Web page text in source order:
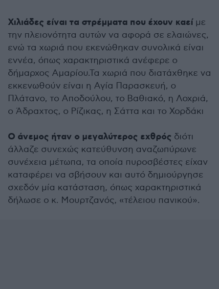
Χιλιάδες είναι τα στρέμματα που έχουν καείμε
την πλειονότητα αυτών να αφορά σε ελαιώνες,
ενώ τα χωριά που εκενώθηκαν συνολικά είναι
εννέα, όπως χαρακτηριστικά ανέφερε ο
δήμαρχος Αμαρίου.Τα χωριά που διατάχθηκε να
εκκενωθούν είναι η Αγία Παρασκευή, ο
Πλάτανο, το Αποδούλου, το Βαθιακό, η Λοχριά,
ο Άδραχτος, ο Ρίζικας, η Σάττα και το Χορδάκι
Ο άνεμος ήταν ο μεγαλύτερος εχθρός διότι
άλλαζε συνεχώς κατεύθυνση αναζωπύρωνε
συνέχεια μέτωπα, τα οποία πυροσβέστες είχαν
καταφέρει να σβήσουν και αυτό δημιούργησε
σχεδόν μία κατάσταση, όπως χαρακτηριστικά
δήλωσε ο κ. Μουρτζανός, «τέλειου πανικού».